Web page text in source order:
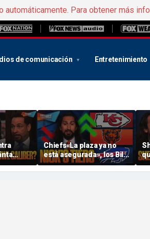
Para obtener más
de comunicación Entretenimiento
»
Chiefs«La plaza ya no
está asegurada», los Bills
y los Bears han
«exagerado demasiado»